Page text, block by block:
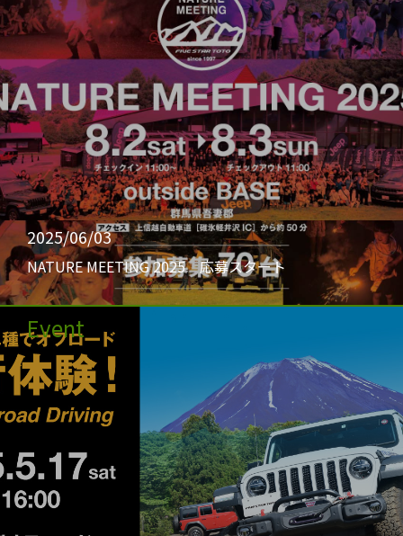
2025/06/03
NATURE MEETING 2025 応募スタート
Event